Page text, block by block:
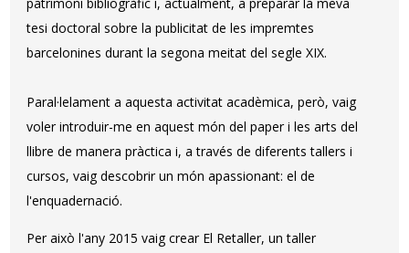
patrimoni bibliogràfic i, actualment, a preparar la meva
tesi doctoral sobre la publicitat de les impremtes
barcelonines durant la segona meitat del segle XIX.
Paral·lelament a aquesta activitat acadèmica, però, vaig
voler introduir-me en aquest món del paper i les arts del
llibre de manera pràctica i, a través de diferents tallers i
cursos, vaig descobrir un món apassionant: el de
l'enquadernació.
Per això l'any 2015 vaig crear El Retaller, un taller